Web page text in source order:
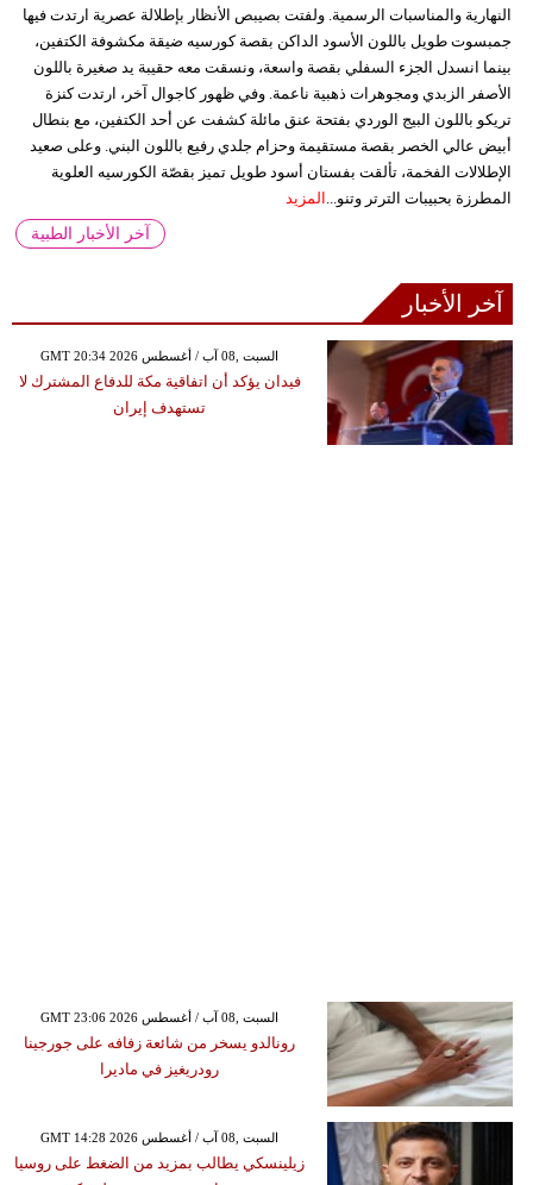
النهارية والمناسبات الرسمية. ولفتت بصيبص الأنظار بإطلالة عصرية ارتدت فيها
جمبسوت طويل باللون الأسود الداكن بقصة كورسيه ضيقة مكشوفة الكتفين،
بينما انسدل الجزء السفلي بقصة واسعة، ونسقت معه حقيبة يد صغيرة باللون
الأصفر الزبدي ومجوهرات ذهبية ناعمة. وفي ظهور كاجوال آخر، ارتدت كنزة
تريكو باللون البيج الوردي بفتحة عنق مائلة كشفت عن أحد الكتفين، مع بنطال
أبيض عالي الخصر بقصة مستقيمة وحزام جلدي رفيع باللون البني. وعلى صعيد
الإطلالات الفخمة، تألقت بفستان أسود طويل تميز بقصّة الكورسيه العلوية
المطرزة بحبيبات الترتر وتنو...
المزيد
آخر الأخبار الطبية
آخر الأخبار
GMT 20:34 2026 السبت ,08 آب / أغسطس
فيدان يؤكد أن اتفاقية مكة للدفاع المشترك لا
تستهدف إيران
GMT 23:06 2026 السبت ,08 آب / أغسطس
رونالدو يسخر من شائعة زفافه على جورجينا
رودريغيز في ماديرا
GMT 14:28 2026 السبت ,08 آب / أغسطس
زيلينسكي يطالب بمزيد من الضغط على روسيا